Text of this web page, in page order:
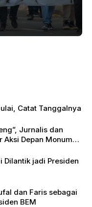
Catat Tanggalnya
Jurnalis dan
Aksi Depan Monumen
Dilantik jadi Presiden
dan Faris sebagai
BEM